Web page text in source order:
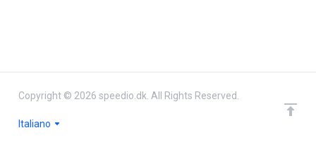
Copyright © 2026 speedio.dk. All Rights Reserved.
Italiano